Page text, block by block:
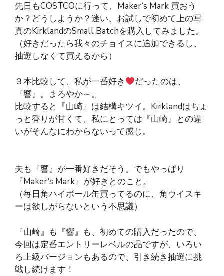
先日もCOSTCOに行って、Maker‘s Mark 買おう
か？どうしようか？迷い、お試しで初めて上の写
真のKirklandのSmall Batchを購入してみました。
（好きだったら我々のチョイスに追加できるし、
抽選しなくて買えるから）
３本比較して、私が一番好き
だったのは、
『響』。まろやか～。
比較すると『山崎』は結構キツイ。Kirklandはちょ
っと香りが甘くて、私にとっては『山崎』との違
いがそんなにわからないって感じ。
夫も『響』が一番好きだそう。でもやっぱり
『Maker‘s Mark』が好きとのこと。
（毎日角ハイボール缶買ってるのに、角ウイスキ
ーは欲しがらないという不思議）
『山崎』も『響』も、初めての購入だったので、
今回は定番エントリーレベルの品ですが、いろい
ろ上級バージョンもあるので、引き続き抽選に挑
戦し続けます！